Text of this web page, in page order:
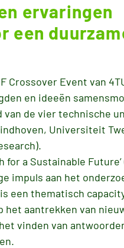
ervaringen
een
Crossover Event van
en ideeën
van de vier technische
Universiteit
for a Sustainable
impuls aan het
een thematisch
het aantrekken van
vinden van